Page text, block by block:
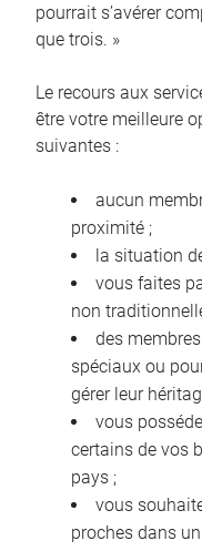
pourrait s’avérer
que trois. »
Le recours aux
être votre meilleure
suivantes :
aucun
proximité ;
la situation
vous faites
non
des
spéciaux ou
gérer leur
vous
certains de vos
pays ;
vous
proches dans